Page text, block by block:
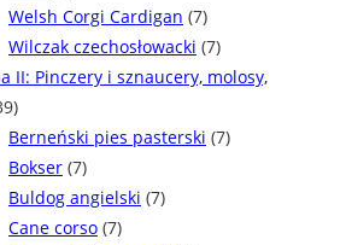
Welsh Corgi Cardigan (7)
Wilczak czechosłowacki (7)
II: Pinczery i sznaucery, molosy,
Berneński pies pasterski (7)
Bokser (7)
Buldog angielski (7)
Cane corso (7)